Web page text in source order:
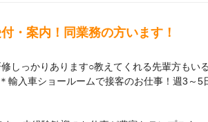
案内！同業務の方います！
しっかりあります○教えてくれる先輩方もいる
輸入車ショールームで接客のお仕事！週3～5